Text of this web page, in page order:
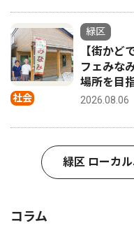
社会
緑区
【街かど
フェみな
場所を目
2026.08.06
緑区 ローカ
コラム